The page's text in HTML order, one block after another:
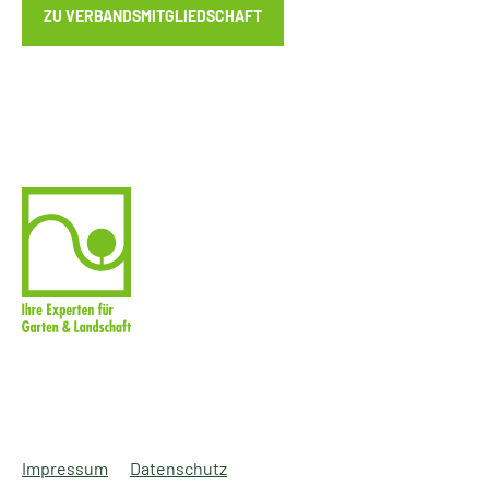
ZU VERBANDSMITGLIEDSCHAFT
Impressum Datenschutz